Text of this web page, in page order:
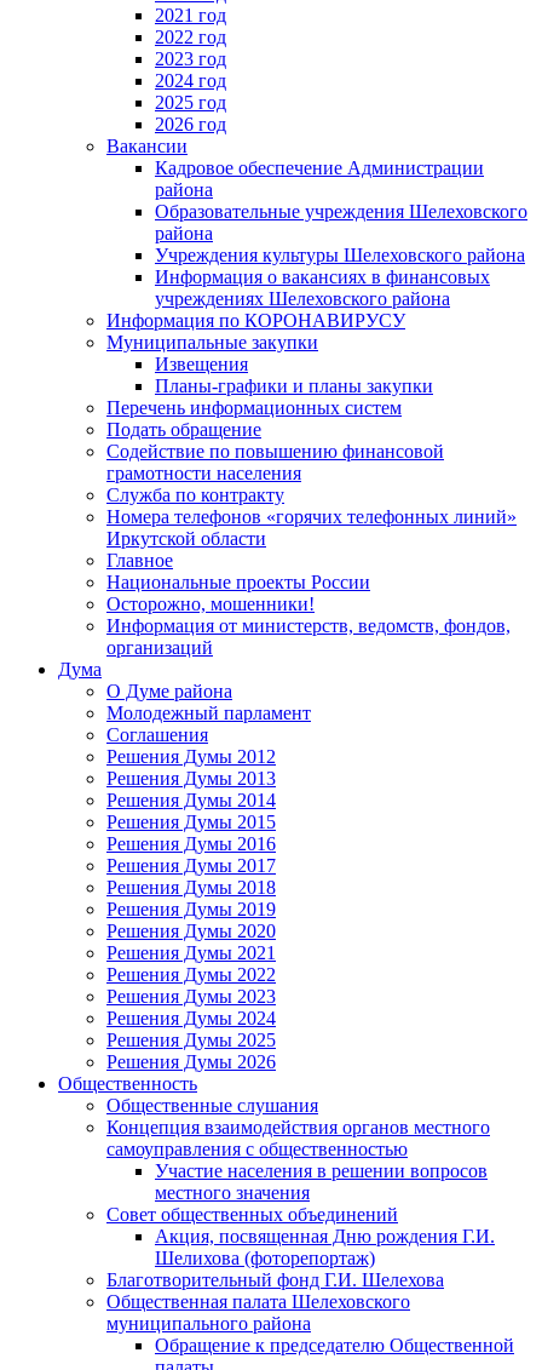
2021 год
2022 год
2023 год
2024 год
2025 год
2026 год
Вакансии
Кадровое обеспечение Администрации
района
Образовательные учреждения Шелеховского
района
Учреждения культуры Шелеховского района
Информация о вакансиях в финансовых
учреждениях Шелеховского района
Информация по КОРОНАВИРУСУ
Муниципальные закупки
Извещения
Планы-графики и планы закупки
Перечень информационных систем
Подать обращение
Содействие по повышению финансовой
грамотности населения
Служба по контракту
Номера телефонов «горячих телефонных линий»
Иркутской области
Главное
Национальные проекты России
Осторожно, мошенники!
Информация от министерств, ведомств, фондов,
организаций
Дума
О Думе района
Молодежный парламент
Соглашения
Решения Думы 2012
Решения Думы 2013
Решения Думы 2014
Решения Думы 2015
Решения Думы 2016
Решения Думы 2017
Решения Думы 2018
Решения Думы 2019
Решения Думы 2020
Решения Думы 2021
Решения Думы 2022
Решения Думы 2023
Решения Думы 2024
Решения Думы 2025
Решения Думы 2026
Общественность
Общественные слушания
Концепция взаимодействия органов местного
самоуправления с общественностью
Участие населения в решении вопросов
местного значения
Совет общественных объединений
Акция, посвященная Дню рождения Г.И.
Шелихова (фоторепортаж)
Благотворительный фонд Г.И. Шелехова
Общественная палата Шелеховского
муниципального района
Обращение к председателю Общественной